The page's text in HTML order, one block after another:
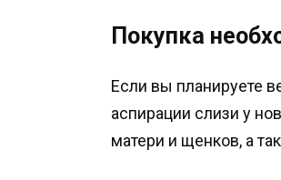
Покупка
Если вы планируете
аспирации слизи у
матери и щенков, а